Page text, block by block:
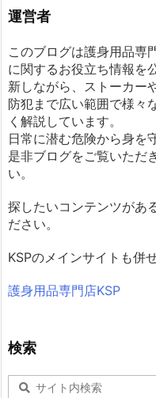
運営者
このブログは護身用品専
に関するお役立ち情報を
新しながら、ストーカー
防犯まで広い範囲で様々
く解説しています。
日常に潜む危険から身を
是非ブログをご覧いただ
い。
探したいコンテンツがあ
ださい。
KSPのメインサイトも併
護身用品専門店KSP
検索